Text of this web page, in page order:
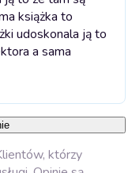
książka to
udoskonala ją to
a sama
którzy